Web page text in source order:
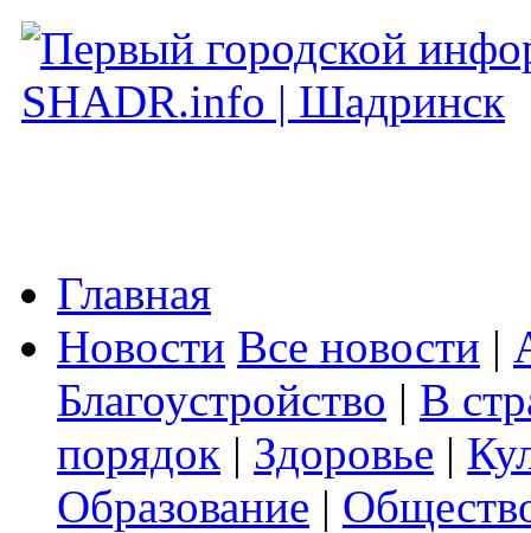
Главная
Новости Все новости |
Благоустройство | В
порядок | Здоровье |
Образование |